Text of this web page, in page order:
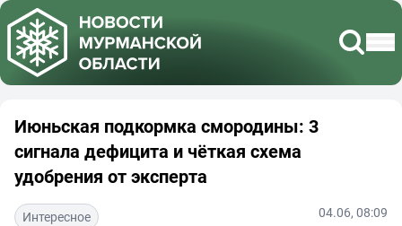
Июньская подкормка смородины: 3
сигнала дефицита и чёткая схема
удобрения от эксперта
Интересное 04.06, 08:09